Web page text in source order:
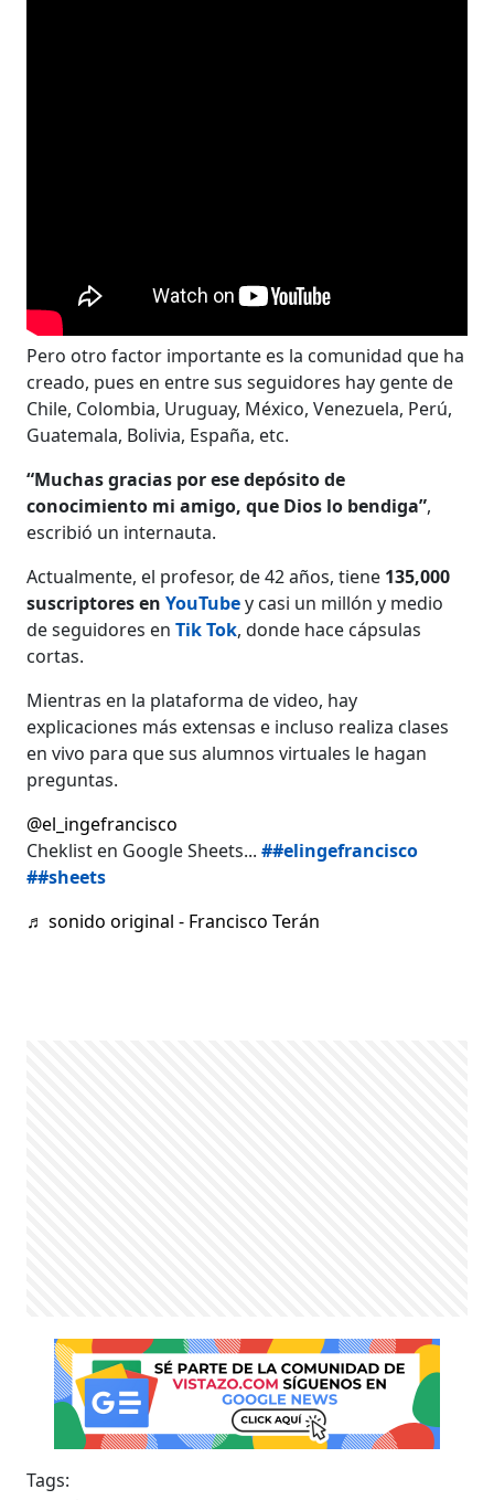
Pero otro factor importante es la comunidad que ha
creado, pues en entre sus seguidores hay gente de
Chile, Colombia, Uruguay, México, Venezuela, Perú,
Guatemala, Bolivia, España, etc.
“Muchas gracias por ese depósito de
conocimiento mi amigo, que Dios lo bendiga”,
escribió un internauta.
Actualmente, el profesor, de 42 años, tiene 135,000
suscriptores enYouTubey casi un millón y medio
de seguidores enTik Tok, donde hace cápsulas
cortas.
Mientras en la plataforma de video, hay
explicaciones más extensas e incluso realiza clases
en vivo para que sus alumnos virtuales le hagan
preguntas.
@el_ingefrancisco
Cheklist en Google Sheets...##elingefrancisco
##sheets
♬ sonido original - Francisco Terán
Tags: